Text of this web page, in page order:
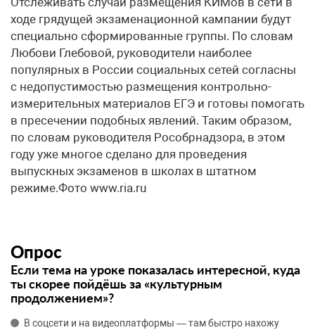
ходе грядущей экзаменационной кампании будут
специально сформированные группы. По словам
Любови Глебовой, руководители наиболее
популярных в России социальных сетей согласны
с недопустимостью размещения контрольно-
измерительных материалов ЕГЭ и готовы помогать
в пресечении подобных явлений. Таким образом,
по словам руководителя Рособрнадзора, в этом
году уже многое сделано для проведения
выпускных экзаменов в школах в штатном
режиме.Фото www.ria.ru
Опрос
Если тема на уроке показалась интересной, куда
ты скорее пойдёшь за «культурным
продолжением»?
В соцсети и на видеоплатформы — там быстро нахожу